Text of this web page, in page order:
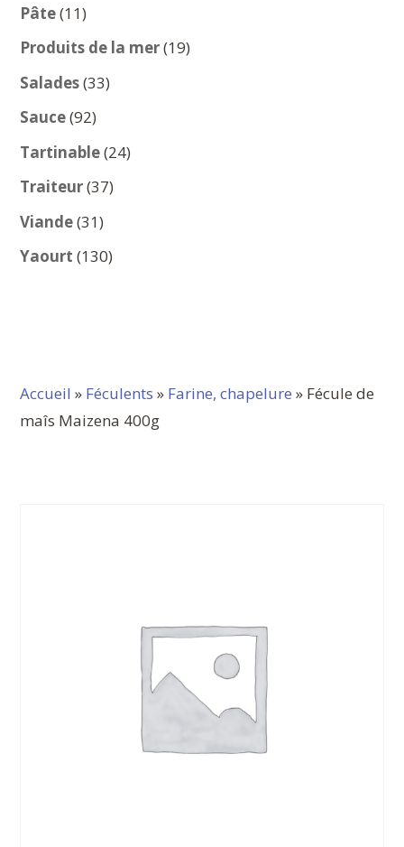
Pâte 1111
produits
Produits de la mer 1919
Salades 3333
Sauce 9292
produits
Tartinable 2424
Traiteur 3737
Viande 3131
produits
Yaourt 130130
Accueil » Féculents » Farine, chapelure » Fécule de
maîs Maizena 400g